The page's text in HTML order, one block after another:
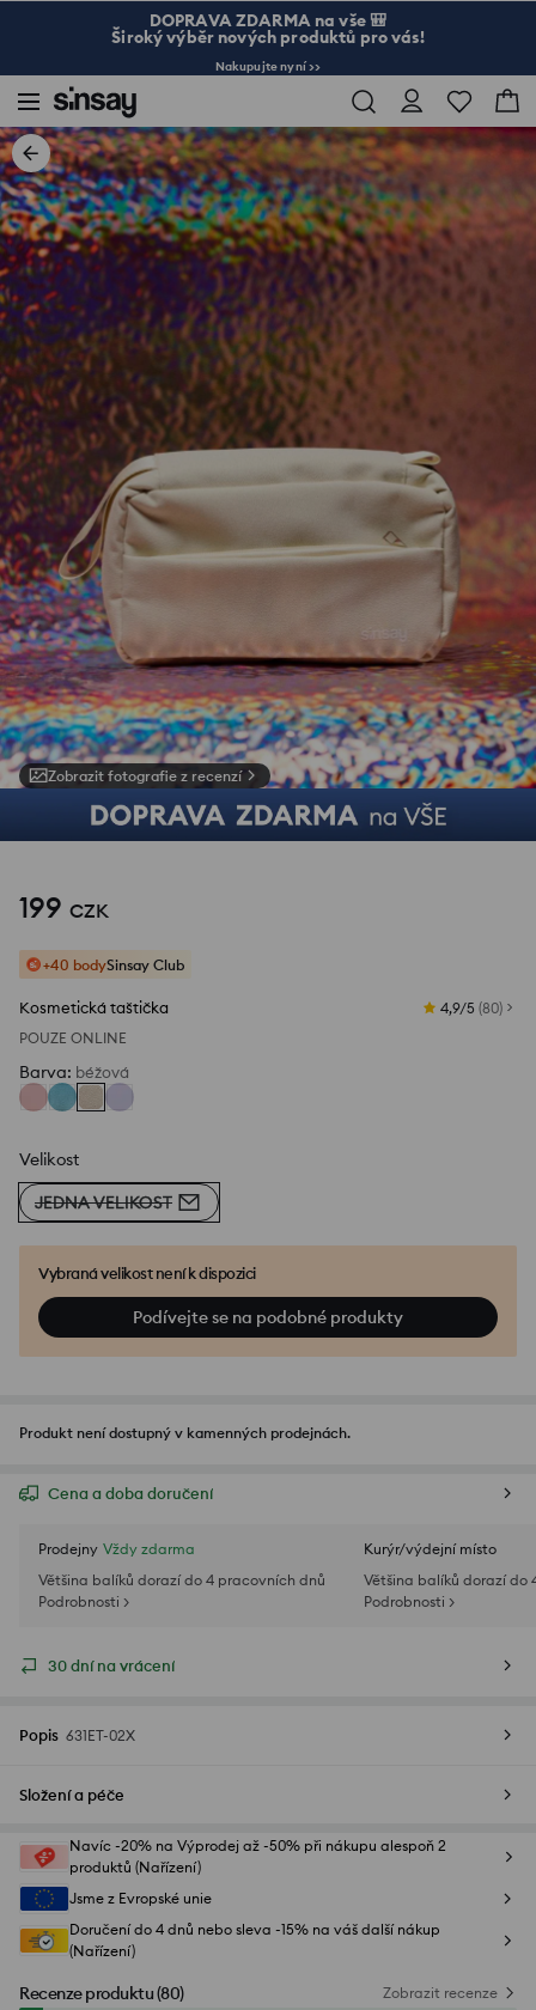
DOPRAVA ZDARMA na vše 🎒
Široký výběr nových produktů pro vás!
Nakupujte nyní >>
Zobrazit fotografie z recenzí
/4
199 CZK
+40 bodySinsay Club
Kosmetická taštička 4,9/5 (80)
POUZE ONLINE
Barva: béžová
Velikost
JEDNA VELIKOST
Vybraná velikost není k dispozici
Podívejte se na podobné produkty
Produkt není dostupný v kamenných prodejnách.
Cena a doba doručení
Prodejny Vždy zdarma
Většina balíků dorazí do 4 pracovních dnů
Podrobnosti >
Kurýr/výdejní místo
Většina balíků dorazí do
Podrobnosti >
30 dní na vrácení
Popis 631ET-02X
Složení a péče
Navíc -20% na Výprodej až -50% při nákupu alespoň 2
produktů (Nařízení)
Jsme z Evropské unie
Doručení do 4 dnů nebo sleva -15% na váš další nákup
(Nařízení)
Recenze produktu(80) Zobrazit recenze